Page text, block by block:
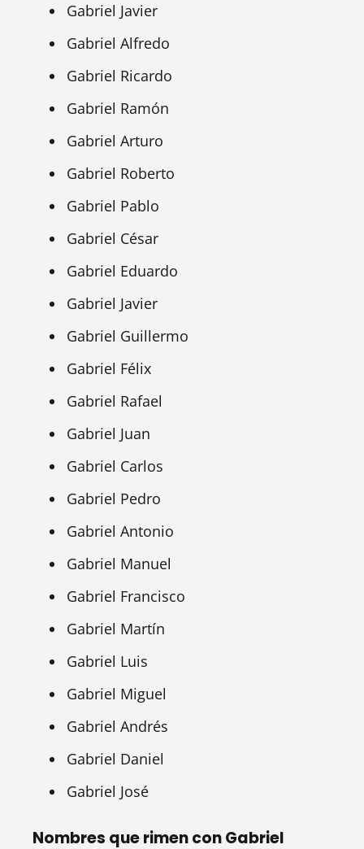
Gabriel Javier
Gabriel Alfredo
Gabriel Ricardo
Gabriel Ramón
Gabriel Arturo
Gabriel Roberto
Gabriel Pablo
Gabriel César
Gabriel Eduardo
Gabriel Javier
Gabriel Guillermo
Gabriel Félix
Gabriel Rafael
Gabriel Juan
Gabriel Carlos
Gabriel Pedro
Gabriel Antonio
Gabriel Manuel
Gabriel Francisco
Gabriel Martín
Gabriel Luis
Gabriel Miguel
Gabriel Andrés
Gabriel Daniel
Gabriel José
Nombres que rimen con Gabriel